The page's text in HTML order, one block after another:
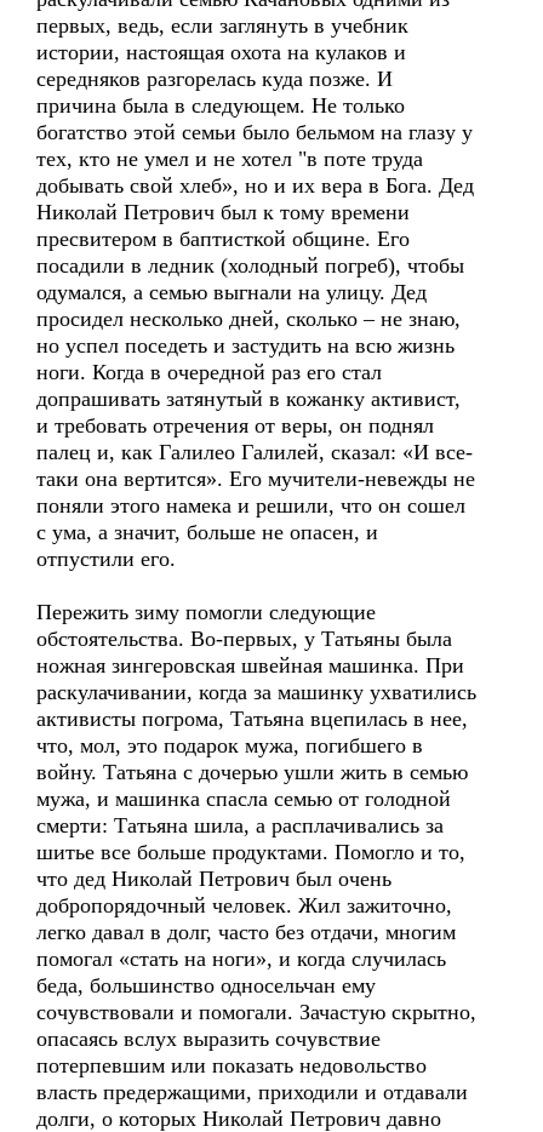
первых, ведь, если заглянуть в учебник
истории, настоящая охота на кулаков и
середняков разгорелась куда позже. И
причина была в следующем. Не только
богатство этой семьи было бельмом на глазу у
тех, кто не умел и не хотел "в поте труда
добывать свой хлеб», но и их вера в Бога. Дед
Николай Петрович был к тому времени
пресвитером в баптисткой общине. Его
посадили в ледник (холодный погреб), чтобы
одумался, а семью выгнали на улицу. Дед
просидел несколько дней, сколько – не знаю,
но успел поседеть и застудить на всю жизнь
ноги. Когда в очередной раз его стал
допрашивать затянутый в кожанку активист,
и требовать отречения от веры, он поднял
палец и, как Галилео Галилей, сказал: «И все-
таки она вертится». Его мучители-невежды не
поняли этого намека и решили, что он сошел
с ума, а значит, больше не опасен, и
отпустили его.
Пережить зиму помогли следующие
обстоятельства. Во-первых, у Татьяны была
ножная зингеровская швейная машинка. При
раскулачивании, когда за машинку ухватились
активисты погрома, Татьяна вцепилась в нее,
что, мол, это подарок мужа, погибшего в
войну. Татьяна с дочерью ушли жить в семью
мужа, и машинка спасла семью от голодной
смерти: Татьяна шила, а расплачивались за
шитье все больше продуктами. Помогло и то,
что дед Николай Петрович был очень
добропорядочный человек. Жил зажиточно,
легко давал в долг, часто без отдачи, многим
помогал «стать на ноги», и когда случилась
беда, большинство односельчан ему
сочувствовали и помогали. Зачастую скрытно,
опасаясь вслух выразить сочувствие
потерпевшим или показать недовольство
власть предержащими, приходили и отдавали
долги, о которых Николай Петрович давно